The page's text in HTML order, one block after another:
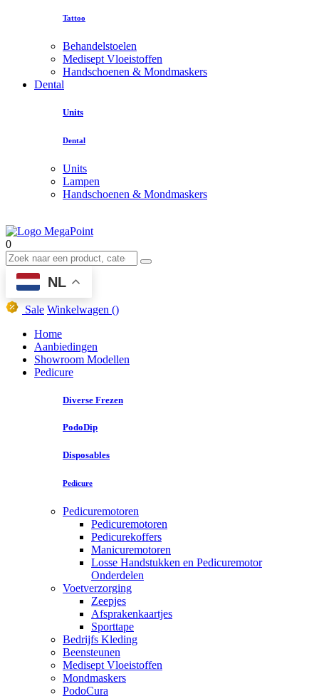
Tattoo
Behandelstoelen
Medisept Vloeistoffen
Handschoenen & Mondmaskers
Dental
Units
Dental
Units
Lampen
Handschoenen & Mondmaskers
0
NL
Sale Winkelwagen ()
Home
Aanbiedingen
Showroom Modellen
Pedicure
Diverse Frezen
PodoDip
Disposables
Pedicure
Pedicuremotoren
Pedicuremotoren
Pedicurekoffers
Manicuremotoren
Losse Handstukken en Pedicuremotor
Onderdelen
Voetverzorging
Zeepjes
Afsprakenkaartjes
Sporttape
Bedrijfs Kleding
Beensteunen
Medisept Vloeistoffen
Mondmaskers
PodoCura